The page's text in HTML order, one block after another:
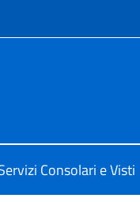
Consolari e Visti